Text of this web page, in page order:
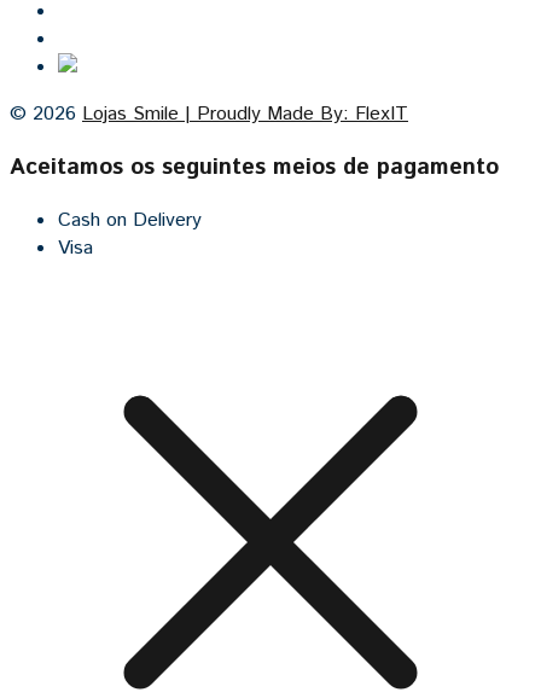
© 2026 Lojas Smile | Proudly Made By: FlexIT
Aceitamos os seguintes meios de pagamento
Cash on Delivery
Visa